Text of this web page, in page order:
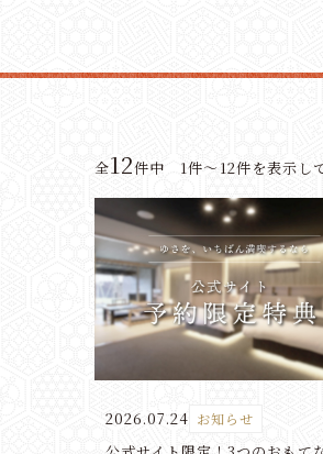
全12件中 1件～12件を表示して
2026.07.24 お知らせ